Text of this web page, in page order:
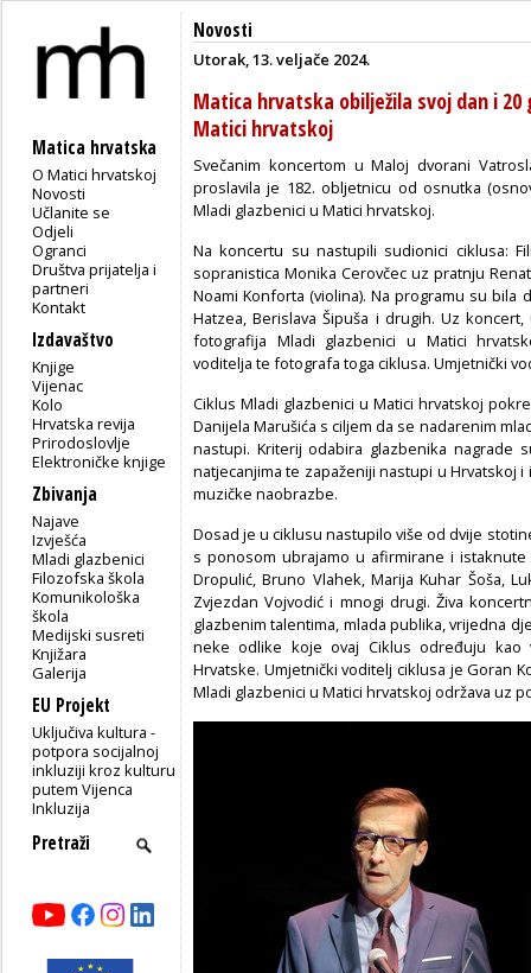
Matica hrvatska
O Matici hrvatskoj
Novosti
Učlanite se
Odjeli
Ogranci
Društva prijatelja i
partneri
Kontakt
Izdavaštvo
Knjige
Vijenac
Kolo
Hrvatska revija
Prirodoslovlje
Elektroničke knjige
Zbivanja
Najave
Izvješća
Mladi glazbenici
Filozofska škola
Komunikološka
škola
Medijski susreti
Knjižara
Galerija
EU Projekt
Uključiva kultura -
potpora socijalnoj
inkluziji kroz kulturu
putem Vijenca
Inkluzija
Novosti
Utorak, 13. veljače 2024.
Matica hrvatska obilježila svoj dan i
Matici hrvatskoj
Svečanim koncertom u Maloj dvorani
proslavila je 182. obljetnicu od osnutka
Mladi glazbenici u Matici hrvatskoj.
Na koncertu su nastupili sudionici ciklusa:
sopranistica Monika Cerovčec uz pratnju
Noami Konforta (violina). Na programu su bila
Hatzea, Berislava Šipuša i drugih. Uz
fotografija Mladi glazbenici u Matici
voditelja te fotografa toga ciklusa. Umjetnički
Ciklus Mladi glazbenici u Matici hrvatskoj
Danijela Marušića s ciljem da se nadarenim
nastupi. Kriterij odabira glazbenika nagrade
natjecanjima te zapaženiji nastupi u Hrvatskoj
muzičke naobrazbe.
Dosad je u ciklusu nastupilo više od dvije
s ponosom ubrajamo u afirmirane i
Dropulić, Bruno Vlahek, Marija Kuhar Šoša,
Zvjezdan Vojvodić i mnogi drugi. Živa
glazbenim talentima, mlada publika, vrijedna
neke odlike koje ovaj Ciklus određuju kao
Hrvatske. Umjetnički voditelj ciklusa je Goran
Mladi glazbenici u Matici hrvatskoj održava uz